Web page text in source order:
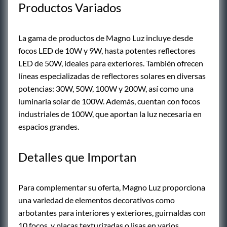
Productos Variados
La gama de productos de Magno Luz incluye desde
focos LED de 10W y 9W, hasta potentes reflectores
LED de 50W, ideales para exteriores. También ofrecen
líneas especializadas de reflectores solares en diversas
potencias: 30W, 50W, 100W y 200W, así como una
luminaria solar de 100W. Además, cuentan con focos
industriales de 100W, que aportan la luz necesaria en
espacios grandes.
Detalles que Importan
Para complementar su oferta, Magno Luz proporciona
una variedad de elementos decorativos como
arbotantes para interiores y exteriores, guirnaldas con